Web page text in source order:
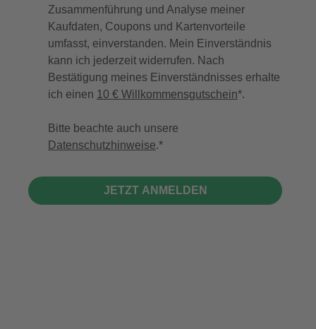
Zusammenführung und Analyse meiner
Kaufdaten, Coupons und Kartenvorteile
umfasst, einverstanden. Mein Einverständnis
kann ich jederzeit widerrufen. Nach
Bestätigung meines Einverständnisses erhalte
ich einen 10 € Willkommensgutschein*.
Bitte beachte auch unsere
Datenschutzhinweise.
JETZT ANMELDEN